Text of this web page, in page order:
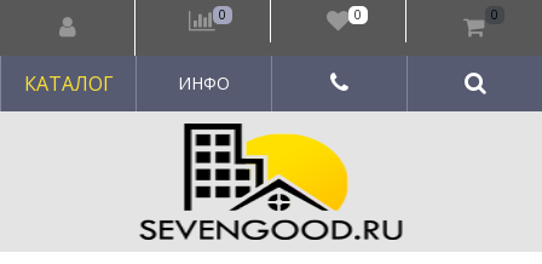
КАТАЛОГ ИНФО
0 0 0